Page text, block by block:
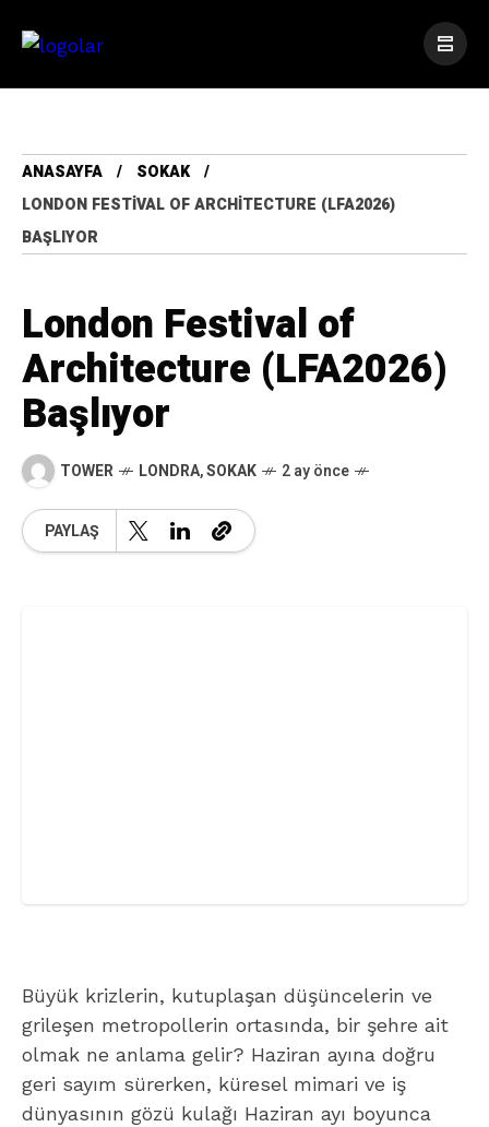
ANASAYFA
SOKAK
LONDON FESTIVAL OF ARCHITECTURE (LFA2026)
BAŞLIYOR
London Festival of
Architecture (LFA2026)
Başlıyor
TOWER LONDRA,SOKAK 2 ay önce
PAYLAŞ
(LFA2026)programına çevrilmiş durumda. Bu
yapı stoğu olarak değil; sürdürülebilir,
kapsayıcı ve ekonomik olarak dirençli kent
stratejilerinin anahtarı olarak masaya yatırıyor.
Profesyonel uzmanlıkla yaşanmış tecrübelerin
kesişim kümesinde şekillenen bu bir aylık